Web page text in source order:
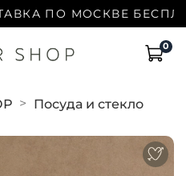
ПО МОСКВЕ
0
Посуда и стекло